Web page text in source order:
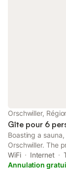
Orschwiller,
Gîte pour 6
Boasting a
Orschwiller. The
Koenigsbourg
House of the
WiFi Internet
Annulation